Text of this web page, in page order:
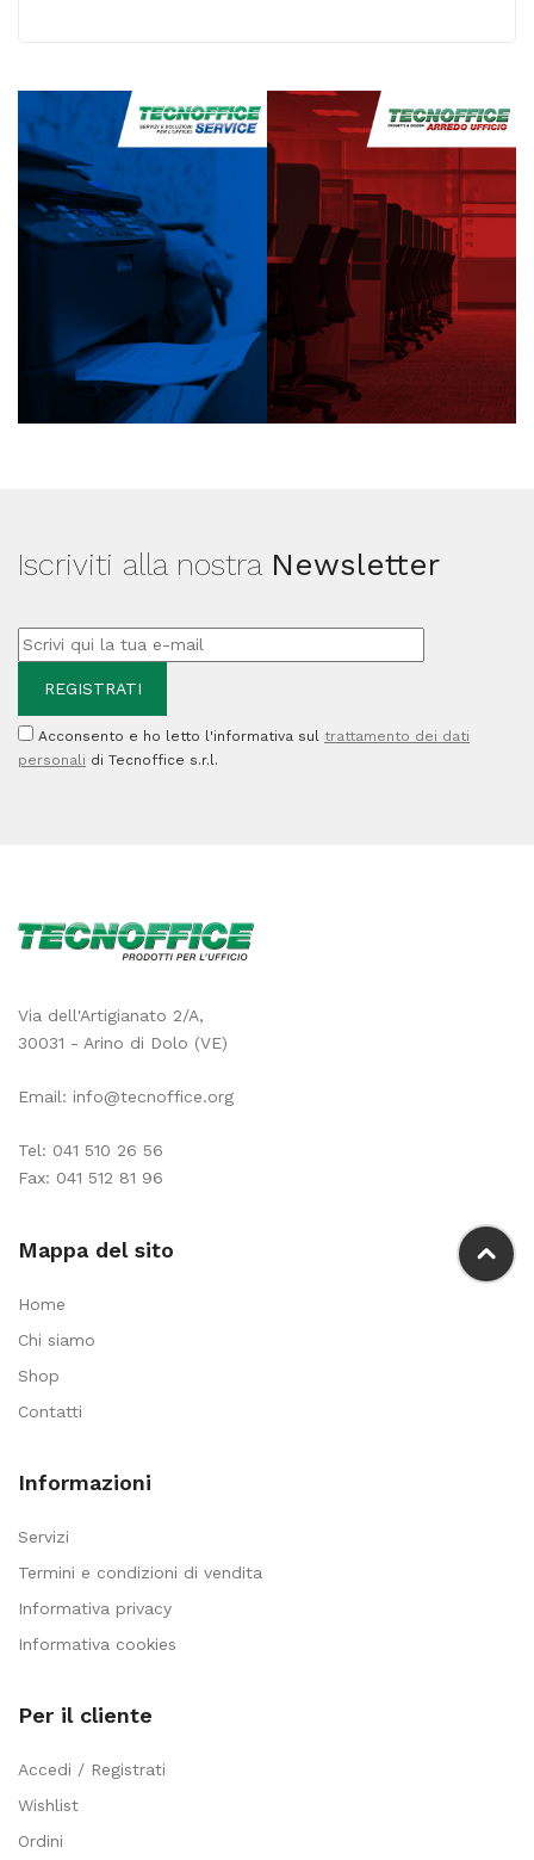
Iscriviti alla nostra Newsletter
Acconsento e ho letto l'informativa sul trattamento dei dati
personali di Tecnoffice s.r.l.
Via dell'Artigianato 2/A,
30031 - Arino di Dolo (VE)
Email: info@tecnoffice.org
Tel: 041 510 26 56
Fax: 041 512 81 96
Mappa del sito
Home
Chi siamo
Shop
Contatti
Informazioni
Servizi
Termini e condizioni di vendita
Informativa privacy
Informativa cookies
Per il cliente
Accedi / Registrati
Wishlist
Ordini